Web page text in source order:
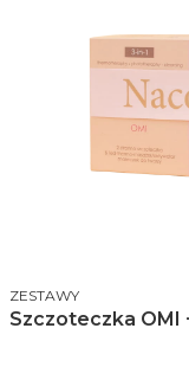
PRODUCENT
ZESTAWY
Szczoteczka OMI